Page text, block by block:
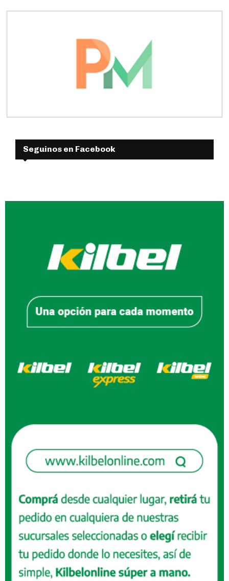
Seguinos en Facebook